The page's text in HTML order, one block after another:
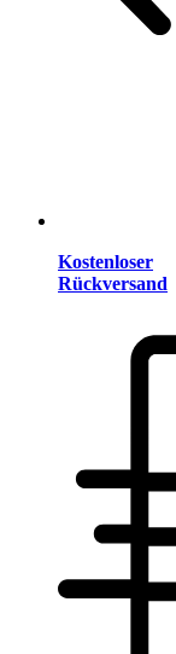
Kostenloser
Rückversand